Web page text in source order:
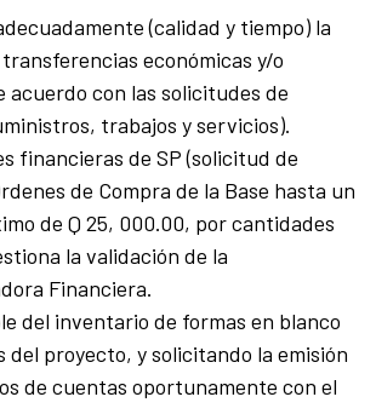
(calidad y tiempo) la
económicas y/o
acuerdo con las solicitudes de
trabajos y servicios).
financieras de SP (solicitud de
de Compra de la Base hasta un
de Q 25, 000.00, por cantidades
la validación de la
Financiera.
del inventario de formas en blanco
del proyecto, y solicitando la emisión
de cuentas oportunamente con el